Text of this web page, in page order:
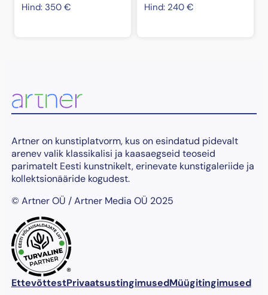
Hind: 350 €
Hind: 240€
Artner on kunstiplatvorm, kus on esindatud pidevalt
arenev valik klassikalisi ja kaasaegseid teoseid
parimatelt Eesti kunstnikelt, erinevate kunstigaleriide ja
kollektsionääride kogudest.
© Artner OÜ / Artner Media OÜ 2025
®
EttevõttestPrivaatsustingimusedMüügitingimused